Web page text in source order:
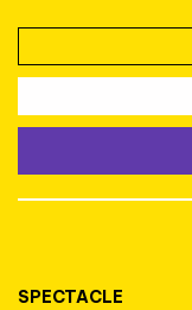
SPECTACLE